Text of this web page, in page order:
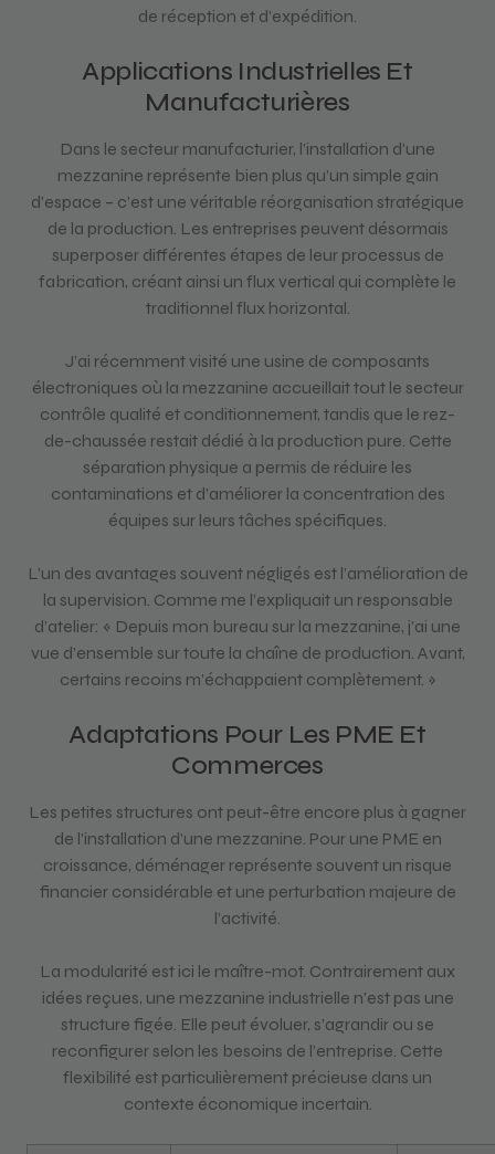
de réception et d’expédition.
Applications Industrielles Et
Manufacturières
Dans le secteur manufacturier, l’installation d’une
mezzanine représente bien plus qu’un simple gain
d’espace – c’est une véritable réorganisation stratégique
de la production. Les entreprises peuvent désormais
superposer différentes étapes de leur processus de
fabrication, créant ainsi un flux vertical qui complète le
traditionnel flux horizontal.
J’ai récemment visité une usine de composants
électroniques où la mezzanine accueillait tout le secteur
contrôle qualité et conditionnement, tandis que le rez-
de-chaussée restait dédié à la production pure. Cette
séparation physique a permis de réduire les
contaminations et d’améliorer la concentration des
équipes sur leurs tâches spécifiques.
L’un des avantages souvent négligés est l’amélioration de
la supervision. Comme me l’expliquait un responsable
d’atelier: « Depuis mon bureau sur la mezzanine, j’ai une
vue d’ensemble sur toute la chaîne de production. Avant,
certains recoins m’échappaient complètement. »
Adaptations Pour Les PME Et
Commerces
Les petites structures ont peut-être encore plus à gagner
de l’installation d’une mezzanine. Pour une PME en
croissance, déménager représente souvent un risque
financier considérable et une perturbation majeure de
l’activité.
La modularité est ici le maître-mot. Contrairement aux
idées reçues, une mezzanine industrielle n’est pas une
structure figée. Elle peut évoluer, s’agrandir ou se
reconfigurer selon les besoins de l’entreprise. Cette
flexibilité est particulièrement précieuse dans un
contexte économique incertain.